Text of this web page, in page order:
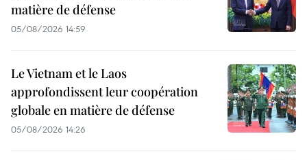
matière de défense
05/08/2026 14:59
Le Vietnam et le Laos
approfondissent leur coopération
globale en matière de défense
05/08/2026 14:26